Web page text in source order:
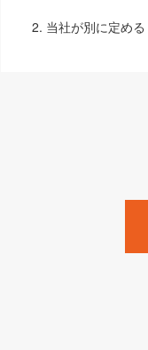
2. 当社が別に定める
は、本規約の規定
1. 「本サービス」
みます）及びこれ
「SEBook」「